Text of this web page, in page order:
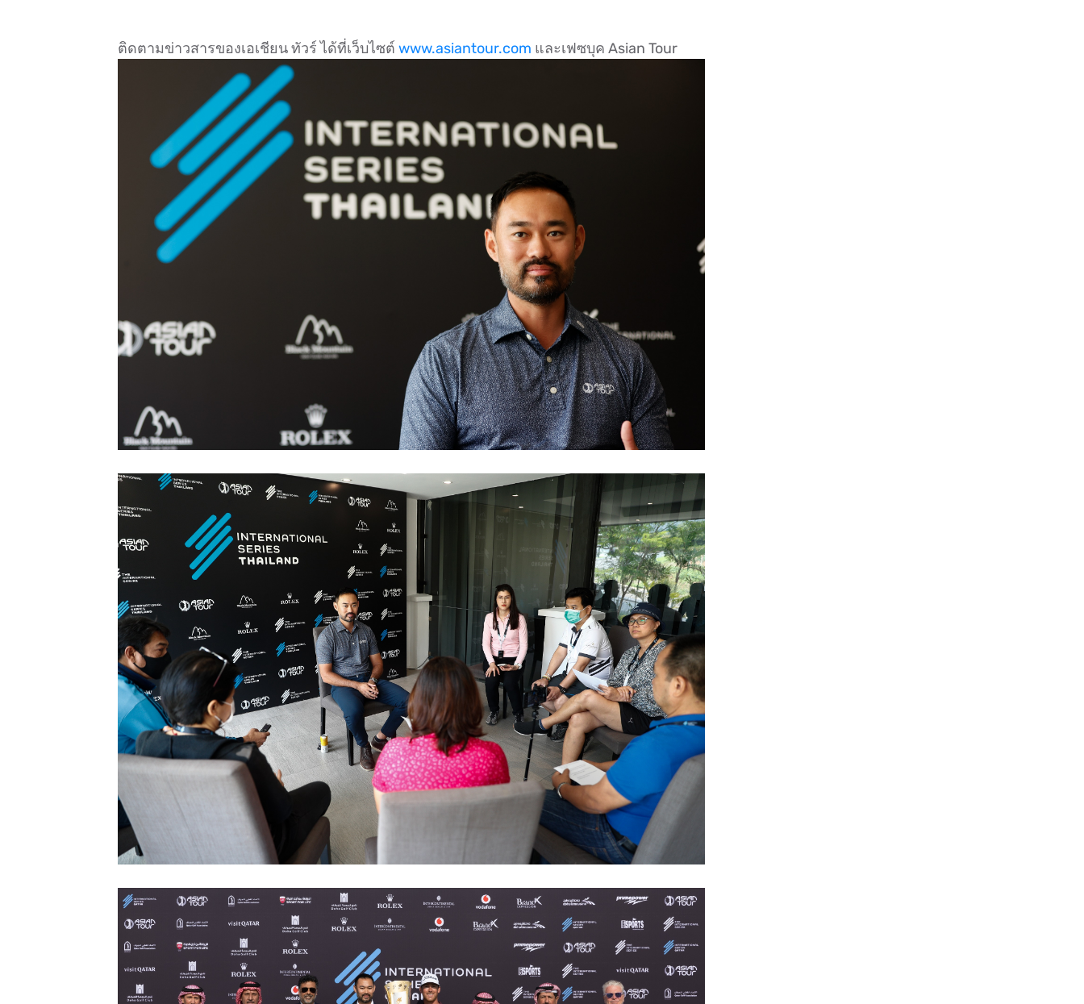
ติดตามข่าวสารของเอเชียน ทัวร์ ได้ที่เว็บไซต์ www.asiantour.com และเฟซบุค Asian Tour